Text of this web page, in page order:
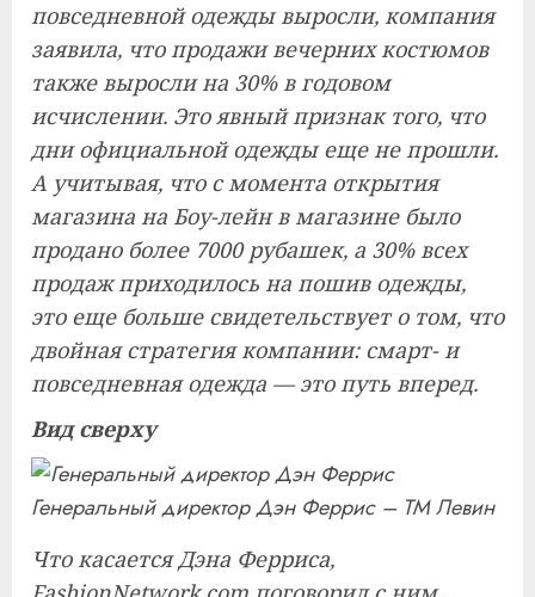
повседневной одежды выросли, компания
заявила, что продажи вечерних костюмов
также выросли на 30% в годовом
исчислении. Это явный признак того, что
дни официальной одежды еще не прошли.
А учитывая, что с момента открытия
магазина на Боу-лейн в магазине было
продано более 7000 рубашек, а 30% всех
продаж приходилось на пошив одежды,
это еще больше свидетельствует о том, что
двойная стратегия компании: смарт- и
повседневная одежда — это путь вперед.
Вид сверху
Генеральный директор Дэн Феррис – ТМ Левин
Что касается Дэна Ферриса,